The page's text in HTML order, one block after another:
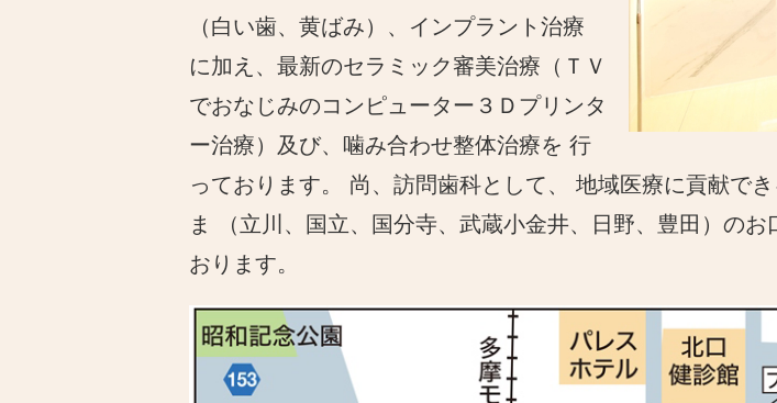
（白い歯、黄ばみ）、インプラント治療
に加え、最新のセラミック審美治療（ＴＶ
でおなじみのコンピューター３Ｄプリンタ
ー治療）及び、噛み合わせ整体治療を 行
っております。 尚、訪問歯科として、 地域医療に貢献で
ま （立川、国立、国分寺、武蔵小金井、日野、豊田）の
おります。